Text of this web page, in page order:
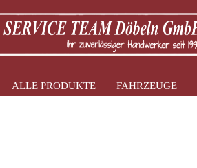
ALLE PRODUKTE FAHRZEUGE
Startseite